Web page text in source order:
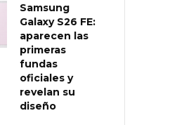
Samsung
Galaxy S26 FE:
aparecen las
primeras
fundas
oficiales y
revelan su
diseño